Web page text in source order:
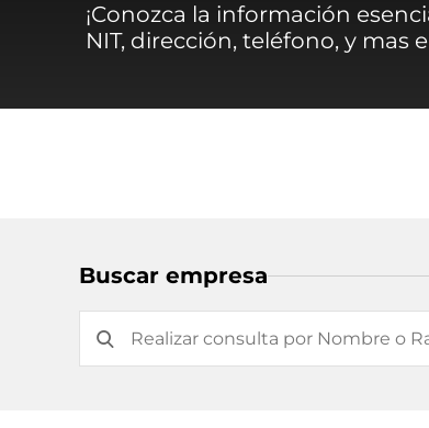
¡Conozca la información
NIT, dirección, teléfono, y mas
Buscar empresa